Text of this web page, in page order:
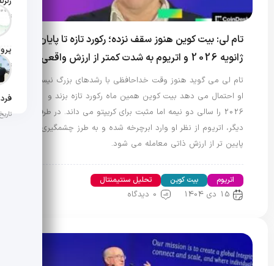
تاریخ
تاریخ
تاریخ
تام لی: بیت کوین هنوز سقف نزده؛ رکورد تازه تا پایان
ژانویه 2026 و اتریوم به شدت کمتر از ارزش واقعی
تام لی می گوید هنوز وقت خداحافظی با رشدهای بزرگ نیست.
او احتمال می دهد بیت کوین همین ماه رکورد تازه بزند و
2026 را سالی دو نیمه اما مثبت برای کریپتو می داند. در طرف
دیگر، اتریوم از نظر او وارد ابرچرخه شده و به طرز چشمگیری
پایین تر از ارزش ذاتی معامله می شود.
اتریوم بیت کوین تحلیل سنتیمنتال
15 دی 1404 0 دیدگاه